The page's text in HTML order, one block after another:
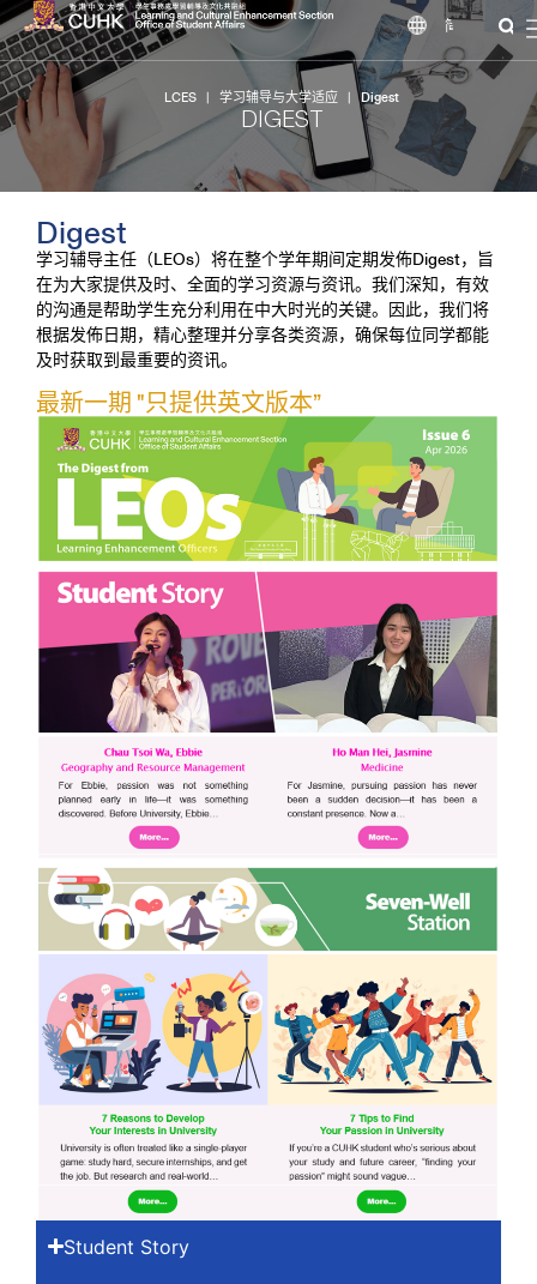
简
LCES | 学习辅导与大学适应 |Digest
DIGEST
Digest
学习辅导主任（LEOs）将在整个学年期间定期发佈Digest，旨
在为大家提供及时、全面的学习资源与资讯。我们深知，有效
的沟通是帮助学生充分利用在中大时光的关键。因此，我们将
根据发佈日期，精心整理并分享各类资源，确保每位同学都能
及时获取到最重要的资讯。
最新一期 "只提供英文版本”
Student Story